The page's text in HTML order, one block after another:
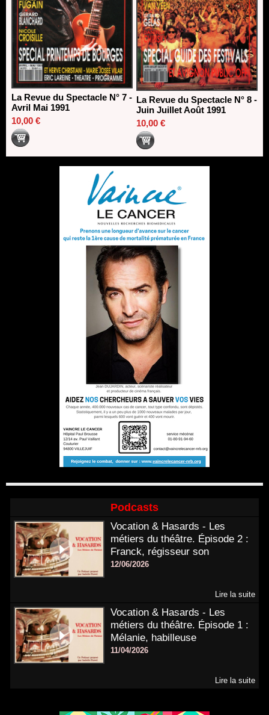
La Revue du Spectacle N° 7 -
Avril Mai 1991
10,00 €
La Revue du Spectacle N° 8 -
Juin Juillet Août 1991
10,00 €
Podcasts
Vocation & Hasards - Les
métiers du théâtre. Épisode 2 :
Franck, régisseur son
12/06/2026
Lire la suite
Vocation & Hasards - Les
métiers du théâtre. Épisode 1 :
Mélanie, habilleuse
11/04/2026
Lire la suite